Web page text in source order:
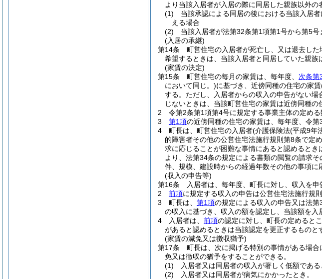
より当該入居者が入居の際に同居した親族以外
(1)
当該承認による同居の後における当該入居
える場合
(2)
当該入居者が法第32条第1項第1号から第5
(入居の承継)
第14条
町営住宅の入居者が死亡し、又は退去し
希望するときは、当該入居者と同居していた親
(家賃の決定)
第15条
町営住宅の毎月の家賃は、毎年度、 次条第
において同じ。)に基づき、近傍同種の住宅の家賃
する。 ただし、入居者からの収入の申告がない場
じないときは、当該町営住宅の家賃は近傍同種の
2
令第2条第1項第4号に規定する事業主体の定め
3
第1項の近傍同種の住宅の家賃は、毎年度、令
4
町長は、町営住宅の入居者(介護保険法(平成9年
的障害者その他の公営住宅法施行規則第8条で定
求に応じることが困難な事情にあると認めるとき
より、法第34条の規定による書類の閲覧の請求
件、規模、建設時からの経過年数その他の事項に
(収入の申告等)
第16条
入居者は、毎年度、町長に対し、収入を申
2
前項に規定する収入の申告は公営住宅法施行規
3
町長は、 第1項の規定による収入の申告又は法
の収入に基づき、収入の額を認定し、当該額を入
4
入居者は、 前項の認定に対し、町長の定めると
があると認めるときは当該認定を更正するものと
(家賃の減免又は徴収猶予)
第17条
町長は、次に掲げる特別の事情がある場
免又は徴収の猶予をすることができる。
(1)
入居者又は同居者の収入が著しく低額である
(2)
入居者又は同居者が病気にかかったとき。